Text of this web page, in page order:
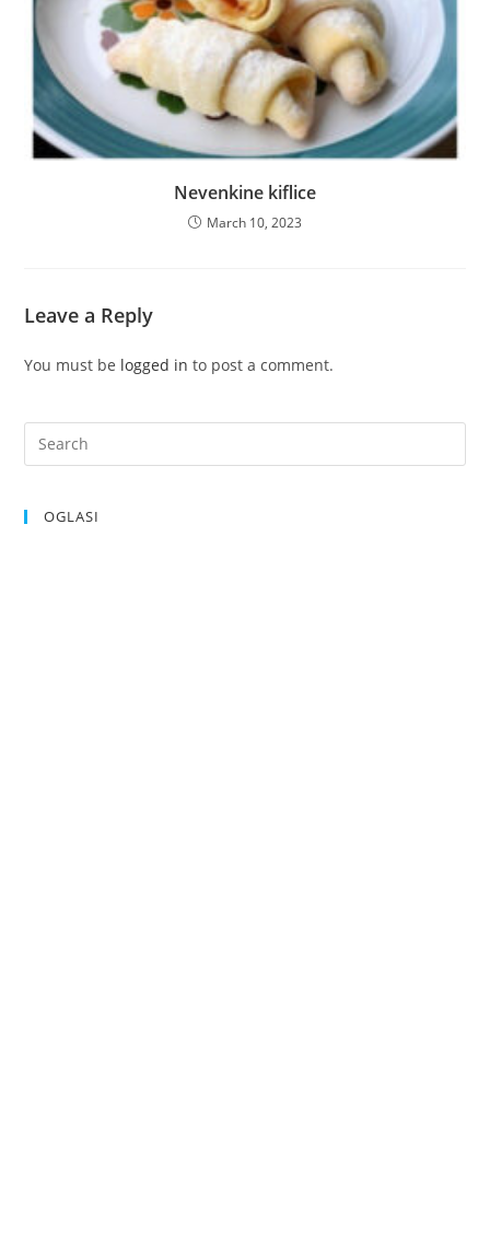
Nevenkine kiflice
March 10, 2023
Leave a Reply
You must be logged in to post a comment.
OGLASI